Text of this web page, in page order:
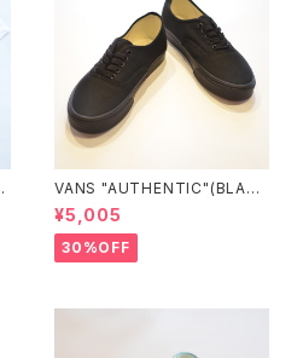
VANS "AUTHENTIC"(BLAC
K/BLACK)
¥5,005
30%OFF